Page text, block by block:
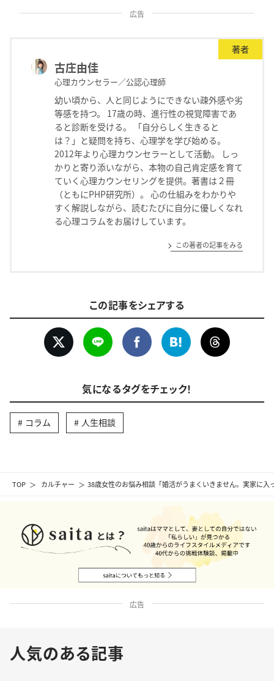
TOP カルチャー 38歳女性のお悩み相談「婚活がうまくいきません。実家に
広告
著者
古庄由佳
心理カウンセラー／公認心理師
幼い頃から、人と同じようにできない疎外感や劣
等感を持つ。 17歳の時、進行性の視覚障害であ
ると診断を受ける。 「自分らしく生きると
は？」と疑問を持ち、心理学を学び始める。
2012年より心理カウンセラーとして活動。 しっ
かりと寄り添いながら、本物の自己肯定感を育て
ていく心理カウンセリングを提供。著書は２冊
（ともにPHP研究所）。 心の仕組みをわかりや
すく解説しながら、読むたびに自分に優しくなれ
る心理コラムをお届けしています。
この著者の記事をみる
この記事をシェアする
気になるタグをチェック！
コラム 人生相談
広告
人気のある記事